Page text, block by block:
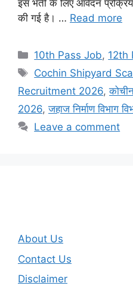
इस भर्ती के लिए आवेदन
की गई है। … Read more
Categories
10th Pass Job, 12th
Tags
Cochin Shipyard
Recruitment 2026,
2026,जहाज निर्माण विभाग
Leave a comment
About Us
Contact Us
Disclaimer